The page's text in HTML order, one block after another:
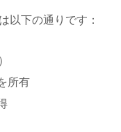
以下の通りです：
所有